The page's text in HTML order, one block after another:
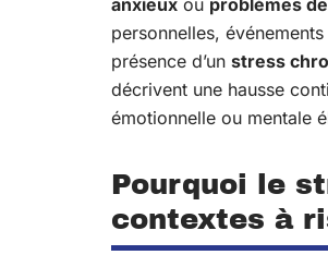
anxieux ou problèmes
personnelles,
présence d’un stress
décrivent une hausse
émotionnelle ou mentale
Pourquoi le
contextes à